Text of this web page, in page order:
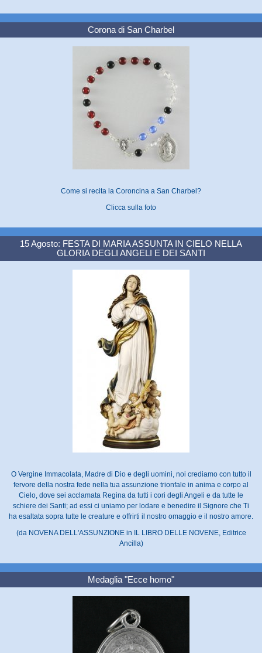
Corona di San Charbel
Come si recita la Coroncina a San Charbel?
Clicca sulla foto
15 Agosto: FESTA DI MARIA ASSUNTA IN CIELO NELLA
GLORIA DEGLI ANGELI E DEI SANTI
O Vergine Immacolata, Madre di Dio e degli uomini, noi crediamo con tutto il
fervore della nostra fede nella tua assunzione trionfale in anima e corpo al
Cielo, dove sei acclamata Regina da tutti i cori degli Angeli e da tutte le
schiere dei Santi; ad essi ci uniamo per lodare e benedire il Signore che Ti
ha esaltata sopra tutte le creature e offrirti il nostro omaggio e il nostro amore.
(da NOVENA DELL'ASSUNZIONE in IL LIBRO DELLE NOVENE, Editrice
Ancilla)
Medaglia "Ecce homo"